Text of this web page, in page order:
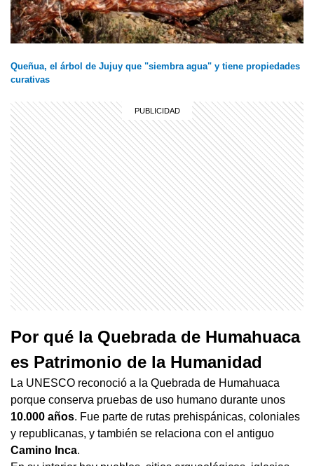
Queñua, el árbol de Jujuy que "siembra agua" y tiene propiedades
curativas
Por qué la Quebrada de Humahuaca
es Patrimonio de la Humanidad
La UNESCO reconoció a la Quebrada de Humahuaca
porque conserva pruebas de uso humano durante unos
10.000 años. Fue parte de rutas prehispánicas, coloniales
y republicanas, y también se relaciona con el antiguo
Camino Inca.